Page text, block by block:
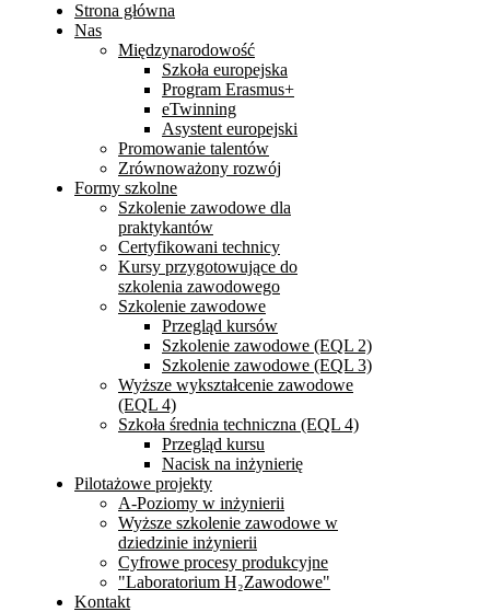
Strona główna
Nas
Międzynarodowość
Szkoła europejska
Program Erasmus+
eTwinning
Asystent europejski
Promowanie talentów
Zrównoważony rozwój
Formy szkolne
Szkolenie zawodowe dla
praktykantów
Certyfikowani technicy
Kursy przygotowujące do
szkolenia zawodowego
Szkolenie zawodowe
Przegląd kursów
Szkolenie zawodowe (EQL 2)
Szkolenie zawodowe (EQL 3)
Wyższe wykształcenie zawodowe
(EQL 4)
Szkoła średnia techniczna (EQL 4)
Przegląd kursu
Nacisk na inżynierię
Pilotażowe projekty
A-Poziomy w inżynierii
Wyższe szkolenie zawodowe w
dziedzinie inżynierii
Cyfrowe procesy produkcyjne
"Laboratorium H₂Zawodowe"
Kontakt